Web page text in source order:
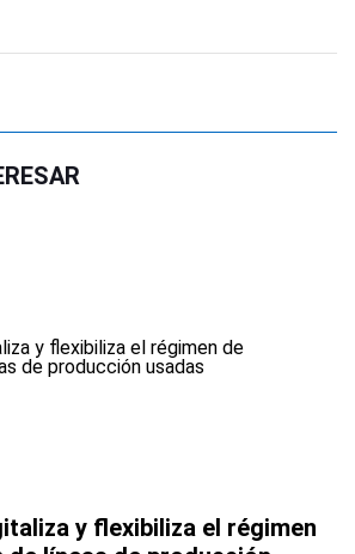
y flexibiliza el régimen